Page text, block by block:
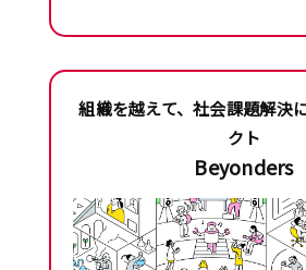
組織を越えて、社会課題解決
クト
Beyonders